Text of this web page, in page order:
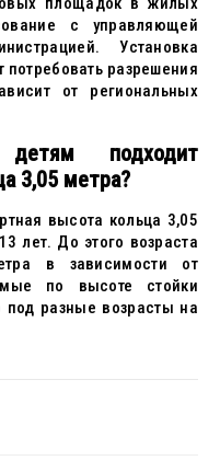
с управляющей
Установка
потребовать разрешения
от региональных
подходит
3,05 метра?
высота кольца 3,05
лет. До этого возраста
в зависимости от
по высоте стойки
под разные возрасты на